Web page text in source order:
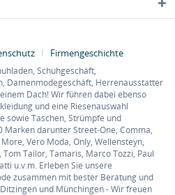
Firmengeschichte
Schuhgeschäft,
Damenmodegeschäft, Herrenausstatter
Dach! Wir führen dabei ebenso
und eine Riesenauswahl
sowie Taschen, Strümpfe und
Marken darunter Street-One, Comma,
Vero Moda, Only, Wellensteyn,
Tailor, Tamaris, Marco Tozzi, Paul
u.v.m. Erleben Sie unsere
zusammen mit bester Beratung und
und Münchingen - Wir freuen